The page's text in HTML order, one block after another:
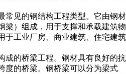
常见的钢结构工程类型。它由钢材
梁）组成，用于支撑和承载建筑物
于工业厂房、商业建筑、住宅建筑
成的桥梁工程。钢材具有良好的抗
度的桥梁。钢桥梁可以分为梁式